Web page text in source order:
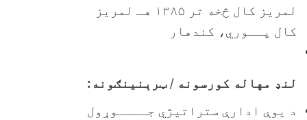
لمریز کال څخه تر ۱۳۸۵ هـ لمریز
کال پــوري، کندهار
لنډ مهاله کورسونه / ټرېنینګونه:
د یوې ادارې ستراتیژي جــــوړول